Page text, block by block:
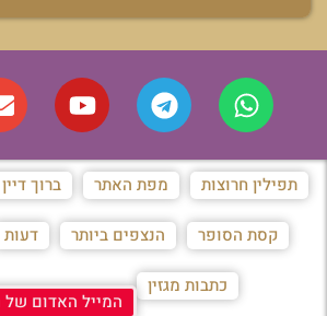
תפילין חרוצות מפת האתר ברוך
קסת הסופר הנצפים ביותר דעות
כתבות מגזין
המייל האדום של